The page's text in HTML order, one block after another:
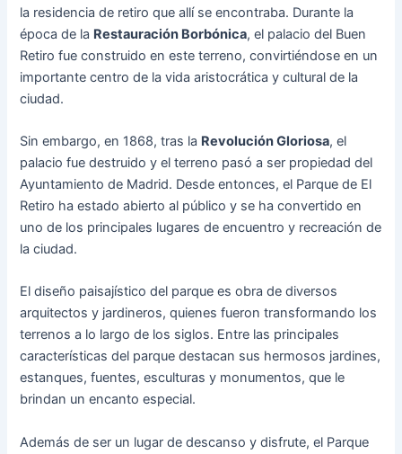
la residencia de retiro que allí se encontraba. Durante la
época de la Restauración Borbónica, el palacio del Buen
Retiro fue construido en este terreno, convirtiéndose en un
importante centro de la vida aristocrática y cultural de la
ciudad.
Sin embargo, en 1868, tras la Revolución Gloriosa, el
palacio fue destruido y el terreno pasó a ser propiedad del
Ayuntamiento de Madrid. Desde entonces, el Parque de El
Retiro ha estado abierto al público y se ha convertido en
uno de los principales lugares de encuentro y recreación de
la ciudad.
El diseño paisajístico del parque es obra de diversos
arquitectos y jardineros, quienes fueron transformando los
terrenos a lo largo de los siglos. Entre las principales
características del parque destacan sus hermosos jardines,
estanques, fuentes, esculturas y monumentos, que le
brindan un encanto especial.
Además de ser un lugar de descanso y disfrute, el Parque